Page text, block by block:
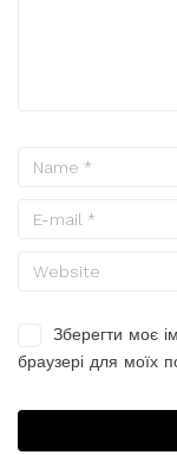
Зберегти моє
браузері для моїх